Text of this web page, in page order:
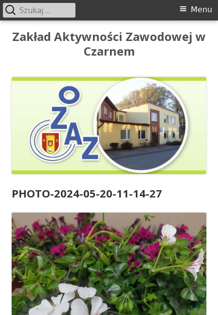
Przeskocz
Zakład Aktywności Zawodowej w
Czarnem
Menu
główne
Menu
Szukaj:
PHOTO-2024-05-20-11-14-27